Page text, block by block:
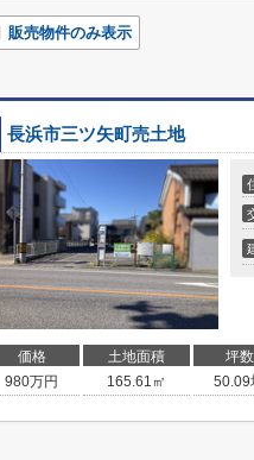
販売物件のみ表示
長浜市三ツ矢町売土地
価格 土地面積 坪数
980万円 165.61㎡ 50.09